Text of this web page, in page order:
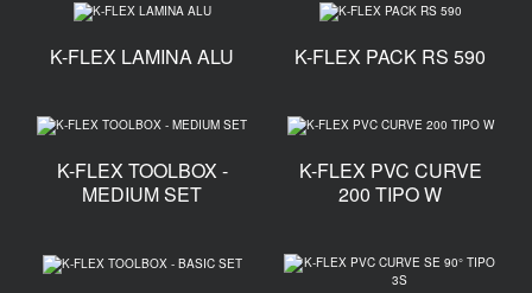
K-FLEX LAMINA ALU K-FLEX PACK RS 590
K-FLEX TOOLBOX -
MEDIUM SET
K-FLEX PVC CURVE
200 TIPO W